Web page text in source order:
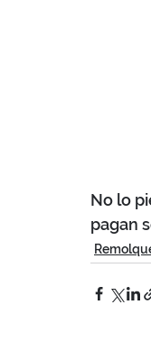
No lo
pagan